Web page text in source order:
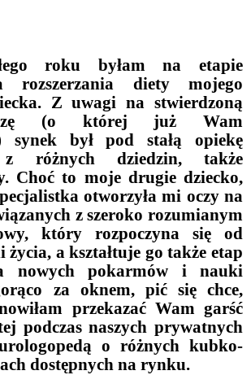
roku byłam na etapie
rozszerzania diety mojego
Z uwagi na stwierdzoną
(o której już Wam
synek był pod stałą opiekę
z różnych dziedzin, także
Choć to moje drugie dziecko,
otworzyła mi oczy na
z szeroko rozumianym
który rozpoczyna się od
życia, a kształtuje go także etap
nowych pokarmów i nauki
za oknem, pić się chce,
przekazać Wam garść
podczas naszych prywatnych
o różnych kubko-
dostępnych na rynku.